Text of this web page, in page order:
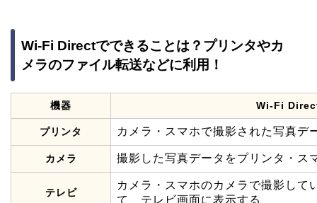
Wi-Fi Directでできることは？プリンタやカ
メラのファイル転送などに利用！
機器 Wi-Fi
プリンタ カメラ・スマホで撮影された写真デ
カメラ 撮影した写真データをプリンタ・ス
テレビ
カメラ・スマホのカメラで撮影して
て、テレビ画面に表示する